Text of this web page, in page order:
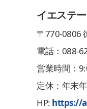
イエステ
〒 770-0806
電話： 088-
営業時間：
定休：年末
HP: https://